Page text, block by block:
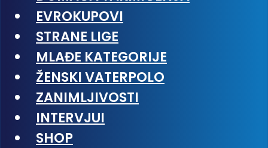
EVROKUPOVI
STRANE LIGE
MLAĐE KATEGORIJE
ŽENSKI VATERPOLO
ZANIMLJIVOSTI
INTERVJUI
SHOP